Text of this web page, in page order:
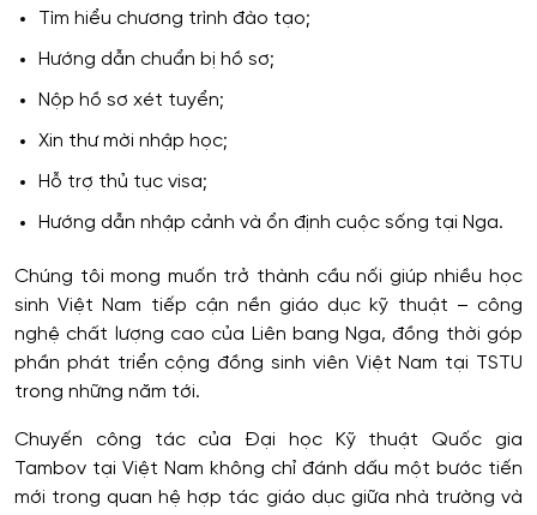
Tìm hiểu chương trình đào tạo;
Hướng dẫn chuẩn bị hồ sơ;
Nộp hồ sơ xét tuyển;
Xin thư mời nhập học;
Hỗ trợ thủ tục visa;
Hướng dẫn nhập cảnh và ổn định cuộc sống tại Nga.
Chúng tôi mong muốn trở thành cầu nối giúp nhiều học
sinh Việt Nam tiếp cận nền giáo dục kỹ thuật – công
nghệ chất lượng cao của Liên bang Nga, đồng thời góp
phần phát triển cộng đồng sinh viên Việt Nam tại TSTU
trong những năm tới.
Chuyến công tác của Đại học Kỹ thuật Quốc gia
Tambov tại Việt Nam không chỉ đánh dấu một bước tiến
mới trong quan hệ hợp tác giáo dục giữa nhà trường và